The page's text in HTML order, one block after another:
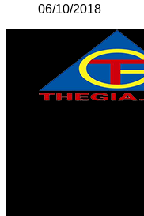
06/10/2018